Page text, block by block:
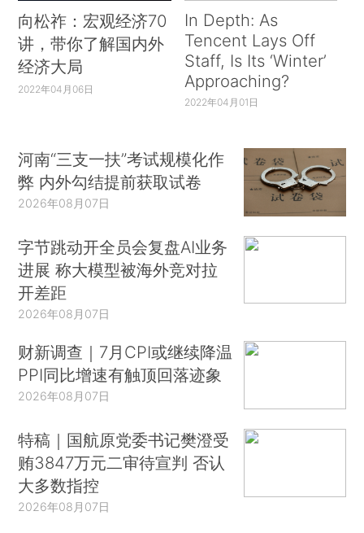
向松祚：宏观经济70
讲，带你了解国内外
经济大局
2022年04月06日
In Depth: As
Tencent Lays Off
Staff, Is Its ‘Winter’
Approaching?
2022年04月01日
河南“三支一扶”考试规模化作
弊 内外勾结提前获取试卷
2026年08月07日
字节跳动开全员会复盘AI业务
进展 称大模型被海外竞对拉
开差距
2026年08月07日
财新调查｜7月CPI或继续降温
PPI同比增速有触顶回落迹象
2026年08月07日
特稿｜国航原党委书记樊澄受
贿3847万元二审待宣判 否认
大多数指控
2026年08月07日